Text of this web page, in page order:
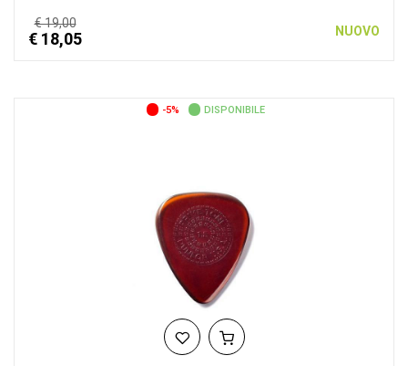
€ 19,00
€ 18,05 NUOVO
-5% DISPONIBILE